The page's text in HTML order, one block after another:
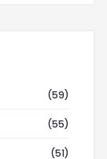
(59)
(55)
(51)